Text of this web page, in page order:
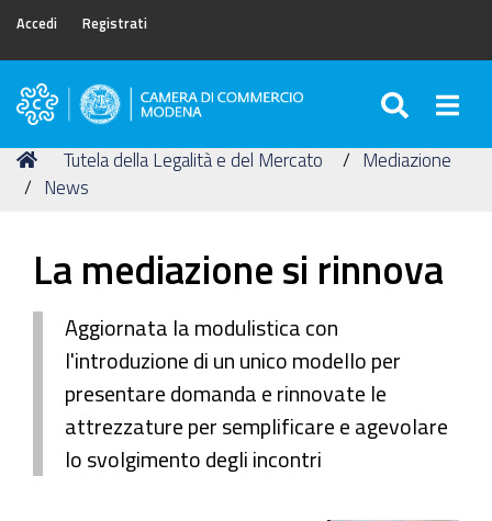
Accedi Registrati
Camera
Commercio
di
Tu
sei
Home
Tutela della Legalità e del Mercato
Mediazione
News
La mediazione si rinnova
Aggiornata la modulistica con
l'introduzione di un unico modello per
presentare domanda e rinnovate le
attrezzature per semplificare e agevolare
lo svolgimento degli incontri